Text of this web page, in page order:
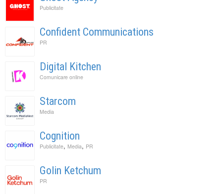
Publicitate
Confident Communications
PR
Digital Kitchen
Comunicare online
Starcom
Media
Cognition
Publicitate, Media, PR
Golin Ketchum
PR